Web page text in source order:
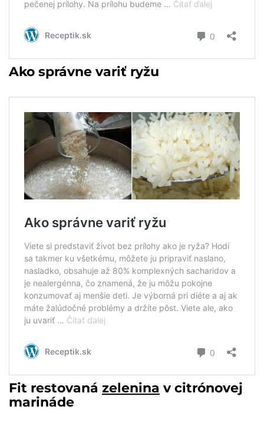
Ako správne variť ryžu
Fit restovaná zelenina v citrónovej
marináde